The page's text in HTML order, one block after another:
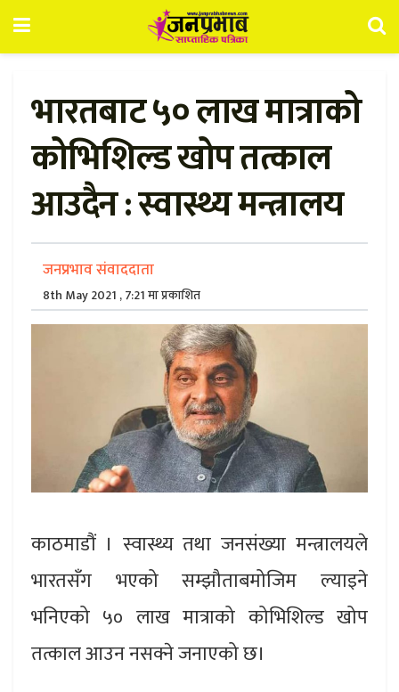
भारतबाट ५० लाख मात्राको
कोभिशिल्ड खोप तत्काल
आउदैन : स्वास्थ्य मन्त्रालय
जनप्रभाव संवाददाता
8th May 2021 , 7:21 मा प्रकाशित
काठमाडौं । स्वास्थ्य तथा जनसंख्या मन्त्रालयले
भारतसँग भएको सम्झौताबमोजिम ल्याइने
भनिएको ५० लाख मात्राको कोभिशिल्ड खोप
तत्काल आउन नसक्ने जनाएको छ।